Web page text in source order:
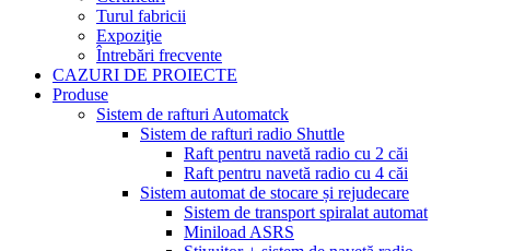
Turul fabricii
Expoziţie
Întrebări frecvente
CAZURI DE PROIECTE
Produse
Sistem de rafturi Automatck
Sistem de rafturi radio Shuttle
Raft pentru navetă radio cu 2 căi
Raft pentru navetă radio cu 4 căi
Sistem automat de stocare și rejudecare
Sistem de transport spiralat automat
Miniload ASRS